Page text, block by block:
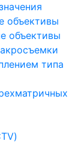
объективы
объективы
типа